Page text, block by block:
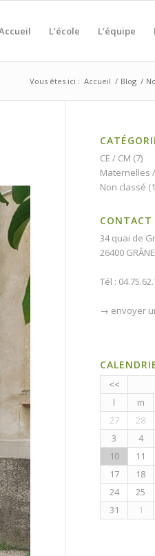
L’école L’équipe
Vous êtes ici : Accueil / Blog /
CE / CM (7)
Maternelles
Non classé
CONTACT
34 quai de
26400 GRÂNE
Tél :
→ envoyer
<<
l
m
27
28
3
4
10
11
17
18
24
25
31
1